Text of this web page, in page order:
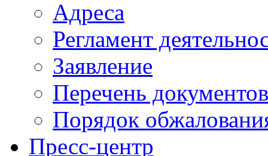
Адреса
Регламент
Заявление
Перечень документов
Порядок
Пресс-центр